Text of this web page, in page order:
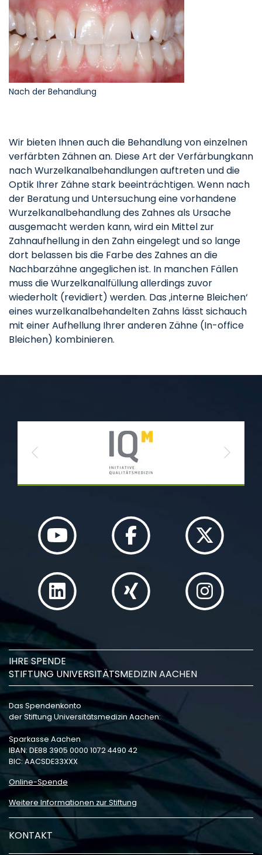
Nach der Behandlung
Wir bieten Ihnen auch die Behandlung von einzelnen
verfärbten Zähnen an. Diese Art der Verfärbungkann
nach Wurzelkanalbehandlungen auftreten und die
Optik Ihrer Zähne stark beeinträchtigen. Wenn nach
der Beratung und Untersuchung eine vorhandene
Wurzelkanalbehandlung des Zahnes als Ursache
ausgemacht werden kann, wird ein Mittel zur
Zahnaufhellung in den Zahn eingelegt und so lange
dort belassen bis die Farbe des Zahnes an die
Nachbarzähne angeglichen ist. In manchen Fällen
muss die Wurzelkanalfüllung allerdings zuvor
wiederholt (revidiert) werden. Das ‚interne Bleichen‘
eines wurzelkanalbehandelten Zahns lässt sichauch
mit einer Aufhellung Ihrer anderen Zähne (In-office
Bleichen) kombinieren.
Previous Next
IHRE SPENDE
STIFTUNG UNIVERSITÄTSMEDIZIN AACHEN
Das Spendenkonto
der Stiftung Universitätsmedizin Aachen:
Sparkasse Aachen
IBAN: DE88 3905 0000 1072 4490 42
BIC: AACSDE33XXX
Online-Spende
Weitere Informationen zur Stiftung
KONTAKT